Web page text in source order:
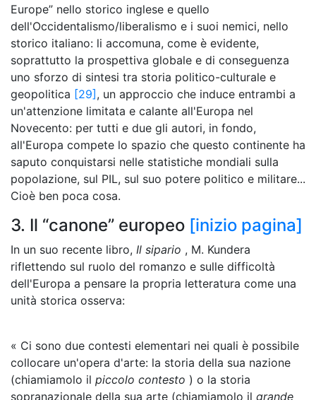
Europe” nello storico inglese e quello
dell'Occidentalismo/liberalismo e i suoi nemici, nello
storico italiano: li accomuna, come è evidente,
soprattutto la prospettiva globale e di conseguenza
uno sforzo di sintesi tra storia politico-culturale e
geopolitica [29] , un approccio che induce entrambi a
un'attenzione limitata e calante all'Europa nel
Novecento: per tutti e due gli autori, in fondo,
all'Europa compete lo spazio che questo continente ha
saputo conquistarsi nelle statistiche mondiali sulla
popolazione, sul PIL, sul suo potere politico e militare...
Cioè ben poca cosa.
3. Il “canone” europeo [inizio pagina]
In un suo recente libro, Il sipario , M. Kundera
riflettendo sul ruolo del romanzo e sulle difficoltà
dell'Europa a pensare la propria letteratura come una
unità storica osserva:
« Ci sono due contesti elementari nei quali è possibile
collocare un'opera d'arte: la storia della sua nazione
(chiamiamolo il piccolo contesto ) o la storia
sopranazionale della sua arte (chiamiamolo il grande